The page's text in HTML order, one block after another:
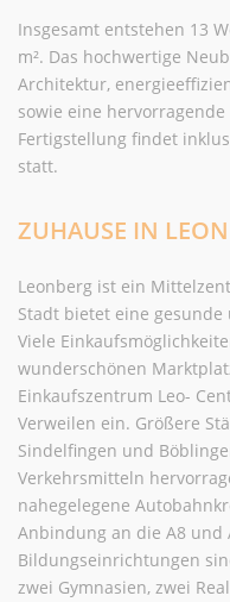
Insgesamt entstehen 13
m². Das hochwertige
Architektur,
sowie eine
Fertigstellung findet
statt.
ZUHAUSE IN
Leonberg ist ein
Stadt bietet eine
Viele
wunderschönen
Einkaufszentrum Leo-
Verweilen ein. Größere
Sindelfingen und
Verkehrsmitteln
nahegelegene
Anbindung an die A8 und
Bildungseinrichtungen
zwei Gymnasien, zwei